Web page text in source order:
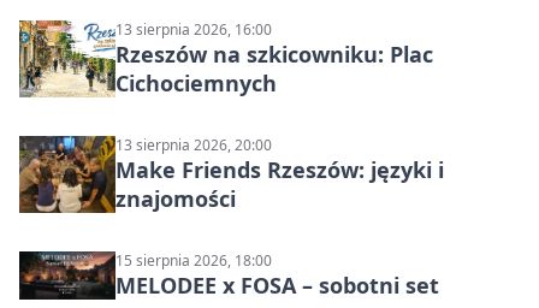
13 sierpnia 2026, 16:00
Rzeszów na szkicowniku: Plac
Cichociemnych
13 sierpnia 2026, 20:00
Make Friends Rzeszów: języki i
znajomości
15 sierpnia 2026, 18:00
MELODEE x FOSA – sobotni set